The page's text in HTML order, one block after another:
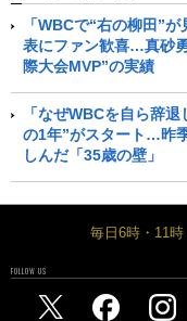
「WBCで“右の柳田”
表にファン歓喜…真砂
際大会MVP”の実績
「なぜWBCを自ら辞
の1年”がスタート…昨
しんだ「35歳の壁」
毎日6時・11
FOLLOW US